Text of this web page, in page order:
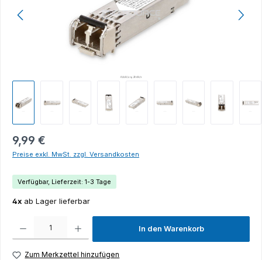
9,99 €
Preise exkl. MwSt. zzgl. Versandkosten
Verfügbar, Lieferzeit: 1-3 Tage
4x ab Lager lieferbar
In den Warenkorb
Zum Merkzettel hinzufügen